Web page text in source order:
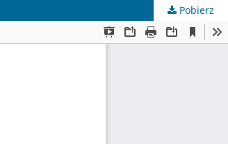
Pobierz